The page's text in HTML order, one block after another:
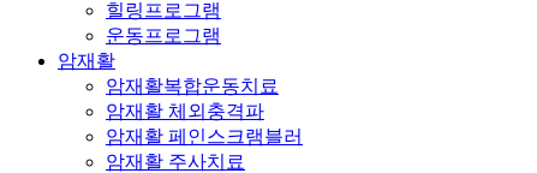
힐링프로그램
운동프로그램
암재활
암재활복합운동치료
암재활 체외충격파
암재활 페인스크램블러
암재활 주사치료